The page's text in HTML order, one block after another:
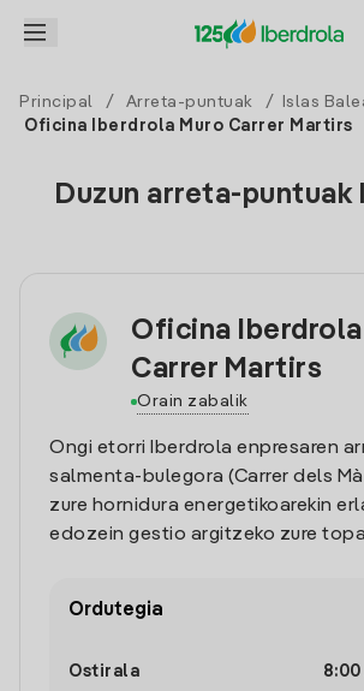
Principal / Arreta-puntuak / Islas
Oficina Iberdrola Muro Carrer Martirs
Duzun arreta-puntuak
Oficina
Carrer Martirs
Orain zabalik
Ongi etorri Iberdrola enpresaren
salmenta-bulegora (Carrer dels
zure hornidura energetikoarekin
edozein gestio argitzeko zure
Ordutegia
Ostirala 8:00